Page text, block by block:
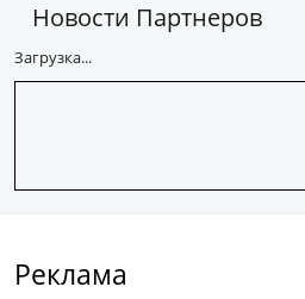
Новости Партнеров
Загрузка...
Реклама